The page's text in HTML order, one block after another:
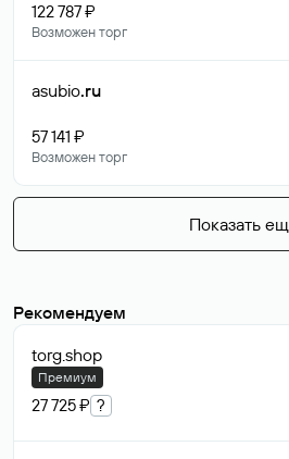
122 787 ₽
Возможен торг
asubio.ru
57 141 ₽
Возможен торг
Показать
Рекомендуем
torg.shop
Премиум
27 725 ₽ ?